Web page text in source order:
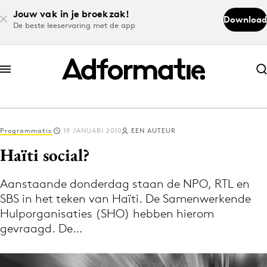
Jouw vak in je broekzak!
De beste leeservaring met de app
Download
Abonneer nu
Abonneer nu
Log in
Download de app
Volg het laatste nieuws via de Adformatie
Nieuws app
Programmatic 19 JANUARI 2010 EEN AUTEUR
Haïti social?
Aanstaande donderdag staan de NPO, RTL en
SBS in het teken van Haïti. De Samenwerkende
Hulporganisaties (SHO) hebben hierom
gevraagd. De…